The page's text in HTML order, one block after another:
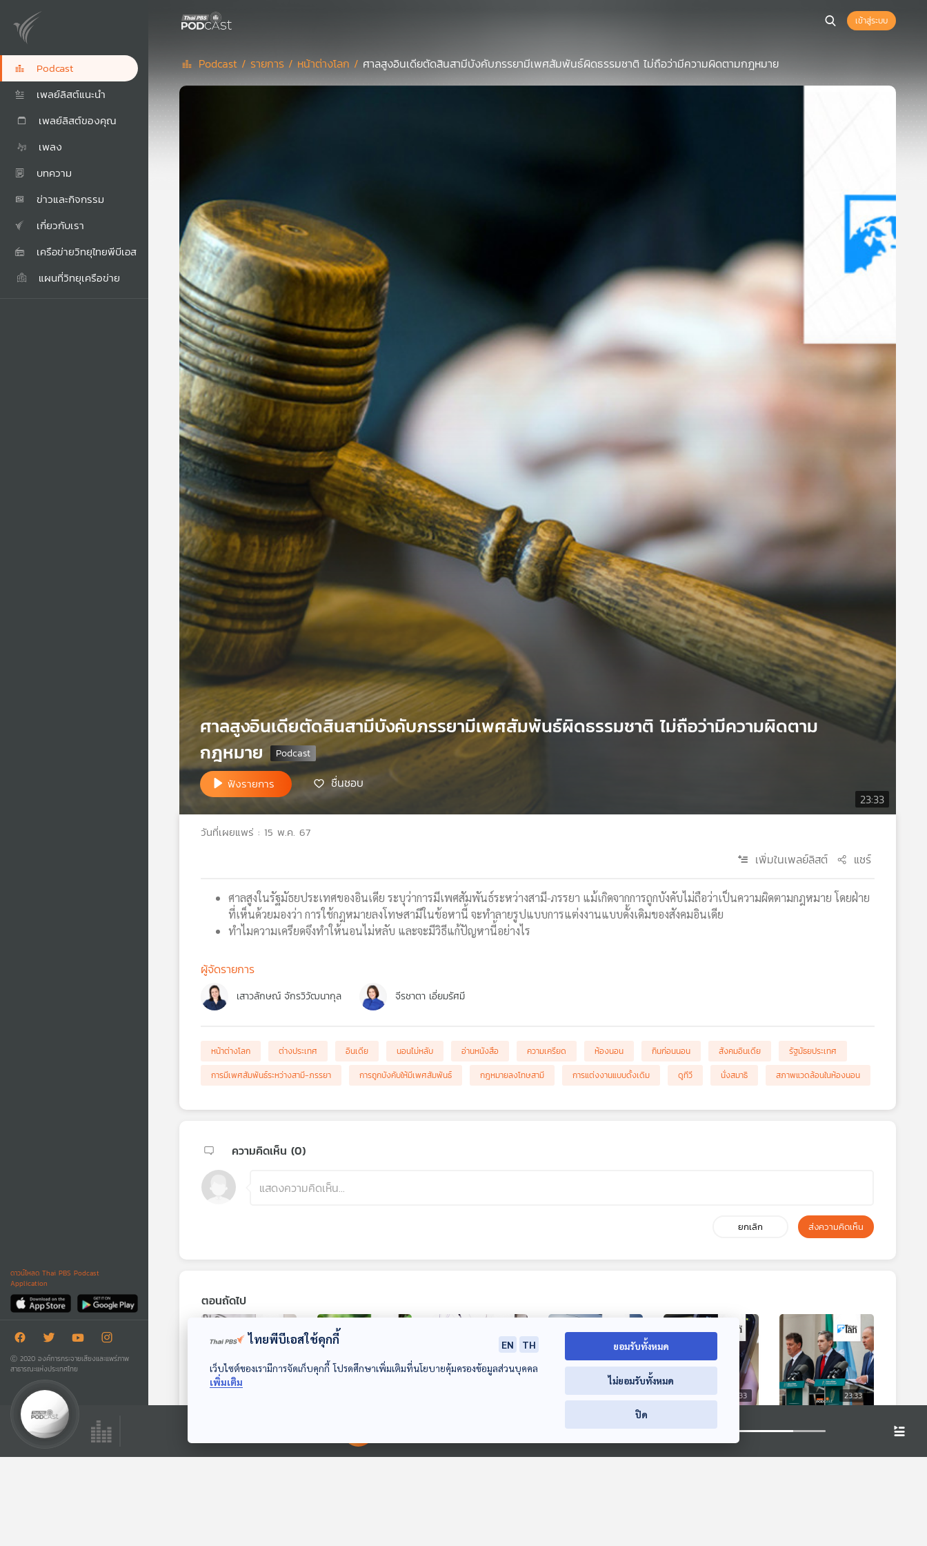
Podcast
เพลย์ลิสต์แนะนำ
เพลย์ลิสต์ของคุณ
เพลง
บทความ
ข่าวและกิจกรรม
เกี่ยวกับเรา
เครือข่ายวิทยุไทยพีบีเอส
แผนที่วิทยุเครือข่าย
ดาวน์โหลด Thai PBS Podcast
Application
Ⓒ 2020 องค์การกระจายเสียงและแพร่ภาพ
สาธารณะแห่งประเทศไทย
เข้าสู่ระบบ
Podcast / รายการ / หน้าต่างโลก / ศาลสูงอินเดียตัดสินสามีบังคับภรรยามีเพศสัมพันธ์ผิดธรรมชาติ ไม่ถือว่ามีความผิดตามกฎหมาย
23:33
ศาลสูงอินเดียตัดสินสามีบังคับภรรยามีเพศสัมพันธ์ผิดธรรมชาติ ไม่ถือว่ามีความผิดตาม
กฎหมาย
ฟังรายการ ชื่นชอบ
วันที่เผยแพร่ : 15 พ.ค. 67
เพิ่มในเพลย์ลิสต์ แชร์
ศาลสูงในรัฐมัธยประเทศของอินเดีย ระบุว่าการมีเพศสัมพันธ์ระหว่างสามี-ภรรยา แม้เกิดจากการถูกบังคับไม่ถือว่าเป็นความผิดตามกฎหมาย โดยฝ่าย
ที่เห็นด้วยมองว่า การใช้กฎหมายลงโทษสามีในข้อหานี้ จะทำลายรูปแบบการแต่งงานแบบดั้งเดิมของสังคมอินเดีย
ทำไมความเครียดจึงทำให้นอนไม่หลับ และจะมีวิธีแก้ปัญหานี้อย่างไร
ผู้จัดรายการ
เสาวลักษณ์ จักรวิวัฒนากุล จีรชาตา เอี่ยมรัศมี
หน้าต่างโลก ต่างประเทศ อินเดีย นอนไม่หลับ อ่านหนังสือ ความเครียด ห้องนอน กินก่อนนอน สังคมอินเดีย
รัฐมัธยประเทศ
การมีเพศสัมพันธ์ระหว่างสามี-ภรรยา
การถูกบังคับให้มีเพศสัมพันธ์ กฎหมายลงโทษสามี การแต่งงานแบบดั้งเดิม ดูทีวี นั่งสมาธิ สภาพแวดล้อนในห้องนอน
ความคิดเห็น (0)
ยกเลิก ส่งความคิดเห็น
ตอนถัดไป
เกีย หลังเกิดเหตุลอบ
ยิง
หน้าต่างโลก
ทูตอุรังอุตัง
หน้าต่างโลก
ถึง 9 ล้านหน่วย สูง
ทำลายสถิติ
หน้าต่างโลก
23:33
ปี 2023 โลกร้อนสุด
ในรอบ 2,000 ปี
หน้าต่างโลก
23:33
ทีมแพทย์พัฒนา AI
สังเคราะห์เสียงผู้มี
ปัญหาด้านการพูด
หน้าต่างโลก
23:33
อิสราเอล
หน้าต่างโลก
00:00:00
ไทยพีบีเอสใช้คุกกี้ EN
TH
เว็บไซต์ของเรามีการจัดเก็บคุกกี้ โปรดศึกษาเพิ่มเติมที่นโยบายคุ้มครองข้อมูลส่วนบุคคล
เพิ่มเติม
ยอมรับทั้งหมด
ไม่ยอมรับทั้งหมด
ปิด